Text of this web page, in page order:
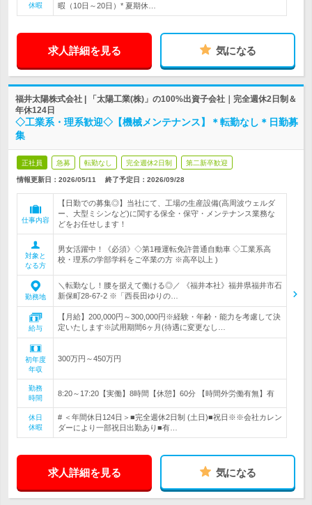
休暇
暇（10日～20日）* 夏期休…
求人詳細を見る 気になる
福井太陽株式会社 | 「太陽工業(株)」の100%出資子会社｜完全週休2日制＆
年休124日
◇工業系・理系歓迎◇【機械メンテナンス】＊転勤なし＊日勤募
集
正社員 急募 転勤なし 完全週休2日制 第二新卒歓迎
情報更新日：2026/05/11 終了予定日： 2026/09/28
仕事内容
【日勤での募集◎】当社にて、工場の生産設備(高周波ウェルダ
ー、大型ミシンなど)に関する保全・保守・メンテナンス業務な
どをお任せします！
対象と
なる方
男女活躍中！《必須》◇第1種運転免許普通自動車 ◇工業系高
校・理系の学部学科をご卒業の方 ※高卒以上 )
勤務地
＼転勤なし！腰を据えて働ける◎／ 《福井本社》福井県福井市石
新保町28‐67‐2 ※「西長田ゆりの…
給与
【月給】200,000円～300,000円※経験・年齢・能力を考慮して決
定いたします※試用期間6ヶ月(待遇に変更なし…
初年度
年収
300万円～450万円
勤務
時間
8:20～17:20【実働】8時間【休憩】60分 【時間外労働有無】有
休日
休暇
# ＜年間休日124日＞■完全週休2日制 (土日)■祝日※※会社カレン
ダーにより一部祝日出勤あり■有…
求人詳細を見る 気になる